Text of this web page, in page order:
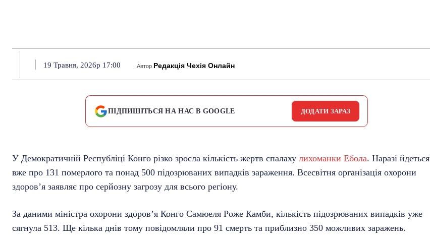
19 Травня, 2026р 17:00 Автор Редакція Чехія Онлайн
ПІДПИШІТЬСЯ НА НАС В GOOGLE ДОДАТИ ЗАРАЗ
У Демократичній Республіці Конго різко зросла кількість жертв спалаху лихоманки Ебола. Наразі йдеться
вже про 131 померлого та понад 500 підозрюваних випадків зараження. Всесвітня організація охорони
здоров’я заявляє про серйозну загрозу для всього регіону.
За даними міністра охорони здоров’я Конго Самюеля Роже Камби, кількість підозрюваних випадків уже
сягнула 513. Ще кілька днів тому повідомляли про 91 смерть та приблизно 350 можливих заражень.